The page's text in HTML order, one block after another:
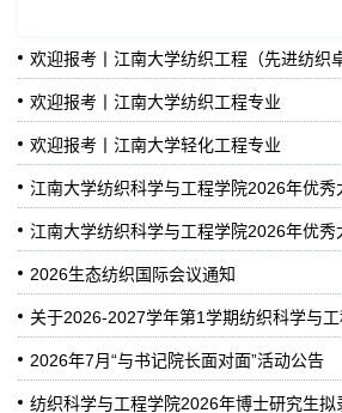
欢迎报考丨江南大学纺织工程（先进纺织卓越
欢迎报考丨江南大学纺织工程专业
欢迎报考丨江南大学轻化工程专业
江南大学纺织科学与工程学院2026年优秀大学生暑期夏令
江南大学纺织科学与工程学院2026年优秀大学生暑期
2026生态纺织国际会议通知
关于2026-2027学年第1学期纺织科学与工程学院拟选用本科
2026年7月“与书记院长面对面”活动公告
纺织科学与工程学院2026年博士研究生拟录取名单公